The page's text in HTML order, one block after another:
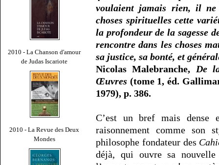
2010 - La Chanson d'amour
de Judas Iscariote
2010 - La Revue des Deux
Mondes
voulaient jamais rien, il ne
choses spirituelles cette
la profondeur de la sagesse
rencontre dans les choses
sa justice, sa bonté, et
Nicolas Malebranche, De
Œuvres (tome 1, éd.
1979), p. 386.
C’est un bref mais dense
raisonnement comme son
philosophe fondateur des
déjà, qui ouvre sa